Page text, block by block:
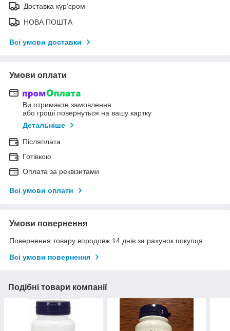
Доставка кур'єром
НОВА ПОШТА
Всі умови доставки
Умови оплати
Ви отримаєте замовлення
або гроші повернуться на вашу картку
Детальніше
Післяплата
Готівкою
Оплата за реквізитами
Всі умови оплати
Умови повернення
Повернення товару впродовж 14 днів за рахунок покупця
Всі умови повернення
Подібні товари компанії